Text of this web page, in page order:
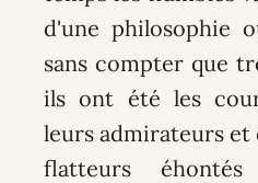
d'une philosophie
sans compter que
ils ont été les
leurs admirateurs et
flatteurs éhontés